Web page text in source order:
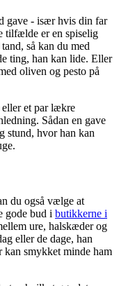
gave - især hvis din far
tilfælde er en spiselig
så kan du med
ting, han kan lide. Eller
oliven og pesto på
et par lækre
Sådan en gave
stund, hvor han kan
du også vælge at
gode bud i butikkerne i
ure, halskæder og
eller de dage, han
kan smykket minde ham